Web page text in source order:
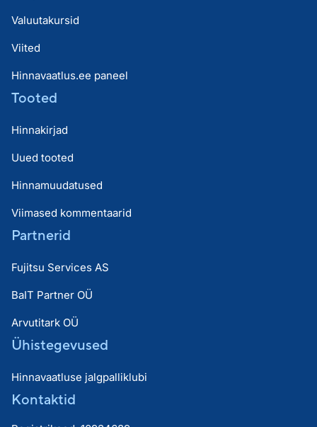
Valuutakursid
Viited
Hinnavaatlus.ee paneel
Tooted
Hinnakirjad
Uued tooted
Hinnamuudatused
Viimased kommentaarid
Partnerid
Fujitsu Services AS
BaIT Partner OÜ
Arvutitark OÜ
Ühistegevused
Hinnavaatluse jalgpalliklubi
Kontaktid